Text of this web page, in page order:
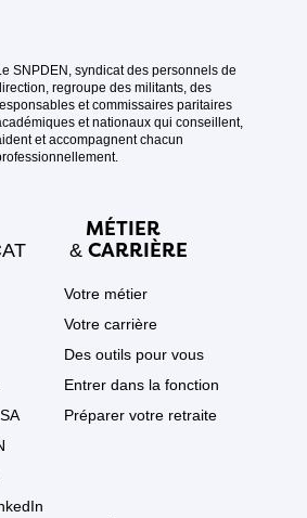
SNPDEN, syndicat des personnels de
regroupe des militants, des
et commissaires paritaires
et nationaux qui conseillent,
et accompagnent chacun
MÉTIER
& CARRIÈRE
Votre métier
Votre carrière
Des outils pour vous
Entrer dans la fonction
Préparer votre retraite